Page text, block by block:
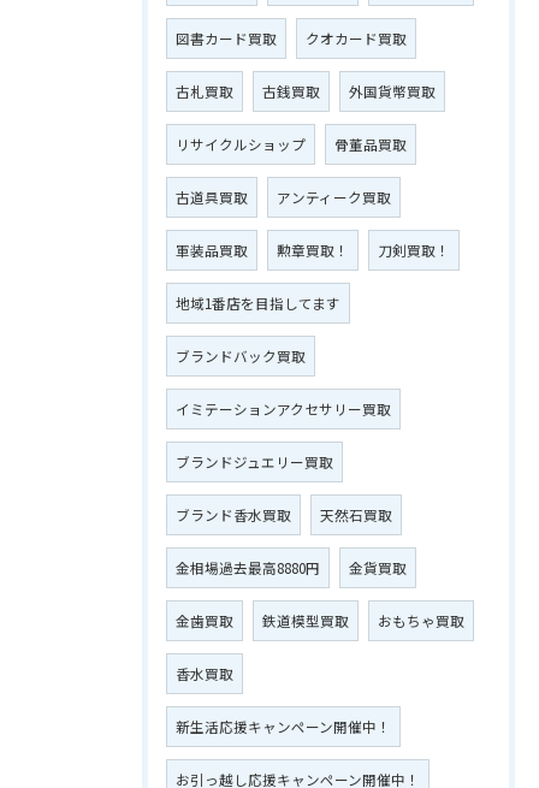
図書カード買取 クオカード買取
古札買取 古銭買取 外国貨幣買取
リサイクルショップ 骨董品買取
古道具買取 アンティーク買取
軍装品買取 勲章買取！ 刀剣買取！
地域1番店を目指してます
ブランドバック買取
イミテーションアクセサリー買取
ブランドジュエリー買取
ブランド香水買取 天然石買取
金相場過去最高8880円 金貨買取
金歯買取 鉄道模型買取 おもちゃ買取
香水買取
新生活応援キャンペーン開催中！
お引っ越し応援キャンペーン開催中！